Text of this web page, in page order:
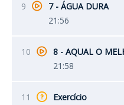
9
7 - ÁGUA DURA
21:56
10
8 - AQUAL O
21:58
11
Exercício